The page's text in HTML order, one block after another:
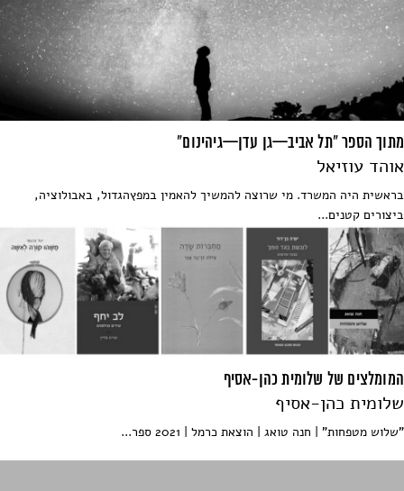
מתוך הספר "תל אביב—גן עדן—גיהינום"
אוהד עוזיאל
בראשית היה המשרד. מי שרוצה להמשיך להאמין במפץהגדול, באבולוציה,
ביצורים קטנים...
המומלצים של שלומית כהן-אסיף
שלומית כהן-אסיף
"שלוש מטפחות" | חנה טואג | הוצאת כרמל | 2021 ספר...